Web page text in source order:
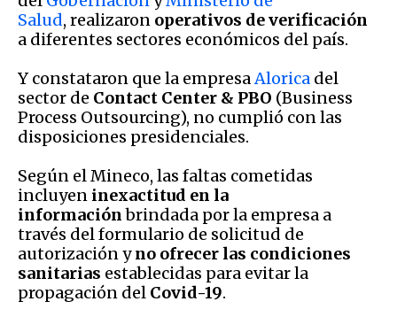
Salud, realizaron operativos de verificación
a diferentes sectores económicos del país.
Y constataron que la empresaAlorica del
sector de Contact Center & PBO (Business
Process Outsourcing), no cumplió con las
disposiciones presidenciales.
Según el Mineco, las faltas cometidas
incluyen inexactitud en la
informaciónbrindada por la empresa a
través del formulario de solicitud de
autorización yno ofrecer las condiciones
sanitarias establecidas para evitar la
propagación del Covid-19.